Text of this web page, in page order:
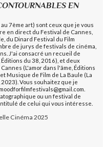
EN
7ème art) sont ceux que je vous
en direct du Festival de Cannes,
du Dinard Festival du Film
de jurys de festivals de cinéma,
J'ai consacré un recueil de
du 38, 2016), et deux
(L'amor dans l'âme, Éditions
Musique de Film de La Baule (La
Vous souhaitez que je
ou un festival de
de celui qui vous intéresse.
Cinéma 2025